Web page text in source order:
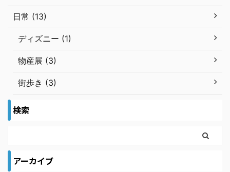
日常 (13)
ディズニー (1)
物産展 (3)
街歩き (3)
検索
アーカイブ